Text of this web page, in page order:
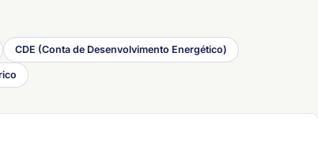
CDE (Conta de Desenvolvimento Energético)